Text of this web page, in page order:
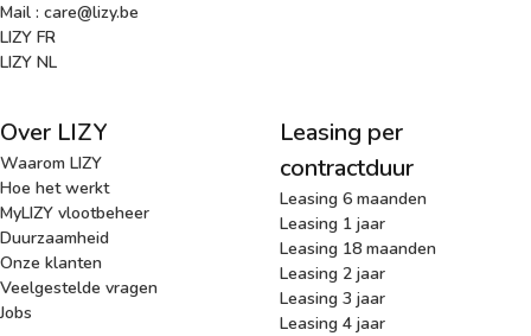
Mail : care@lizy.be
LIZY FR
LIZY NL
Over LIZY
Waarom LIZY
Hoe het werkt
MyLIZY vlootbeheer
Duurzaamheid
Onze klanten
Veelgestelde vragen
Jobs
Leasing per
contractduur
Leasing 6 maanden
Leasing 1 jaar
Leasing 18 maanden
Leasing 2 jaar
Leasing 3 jaar
Leasing 4 jaar